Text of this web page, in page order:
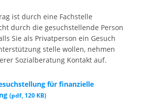
ist durch eine Fachstelle
durch die gesuchstellende Person
Sie als Privatperson ein Gesuch
stelle wollen, nehmen
Sozialberatung Kontakt auf.
für finanzielle
(pdf, 120 KB)